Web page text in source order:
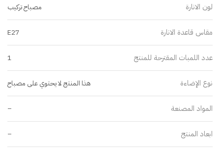
لون الانارة مصباح تركيب
مقاس قاعدة الانارة E27
عدد اللمبات المقترحة للمنتج 1
نوع الإضاءة هذا المنتج لا يحتوي على مصباح
المواد المصنعة –
ابعاد المنتج –